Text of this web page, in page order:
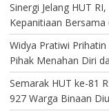
Sinergi Jelang HUT
Kepanitiaan
Widya Pratiwi
Pihak Menahan Diri
Semarak HUT ke-81
927 Warga Binaan